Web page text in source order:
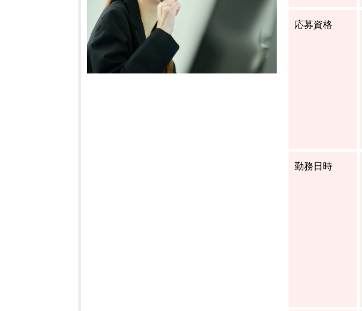
応募資格
勤務日時